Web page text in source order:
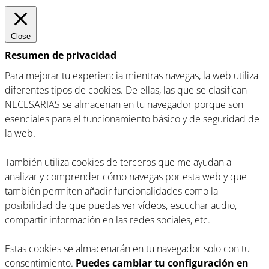
Close
Resumen de privacidad
Para mejorar tu experiencia mientras navegas, la web utiliza
diferentes tipos de cookies. De ellas, las que se clasifican
NECESARIAS se almacenan en tu navegador porque son
esenciales para el funcionamiento básico y de seguridad de
la web.
También utiliza cookies de terceros que me ayudan a
analizar y comprender cómo navegas por esta web y que
también permiten añadir funcionalidades como la
posibilidad de que puedas ver vídeos, escuchar audio,
compartir información en las redes sociales, etc.
Estas cookies se almacenarán en tu navegador solo con tu
consentimiento. Puedes cambiar tu configuración en